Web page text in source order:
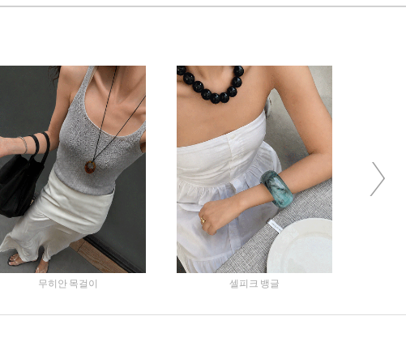
르팽토 스냅버튼반팔티 옹리드 핀턱나시티
Next